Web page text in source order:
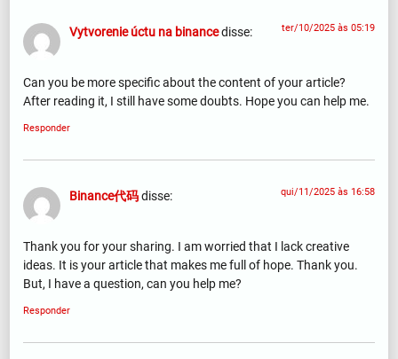
Vytvorenie úctu na binancedisse: ter/10/2025 às 05:19
Can you be more specific about the content of your article?
After reading it, I still have some doubts. Hope you can help me.
Responder
Binance代码disse: qui/11/2025 às 16:58
Thank you for your sharing. I am worried that I lack creative
ideas. It is your article that makes me full of hope. Thank you.
But, I have a question, can you help me?
Responder